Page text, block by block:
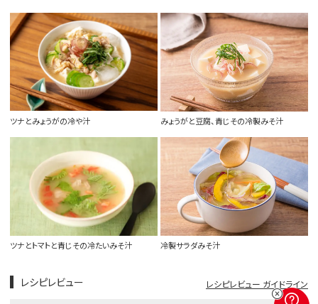
ツナとみょうがの冷や汁 みょうがと豆腐、青じその冷製みそ汁
ツナとトマトと青じその冷たいみそ汁 冷製サラダみそ汁
レシピレビュー レシピレビュー ガイドライン